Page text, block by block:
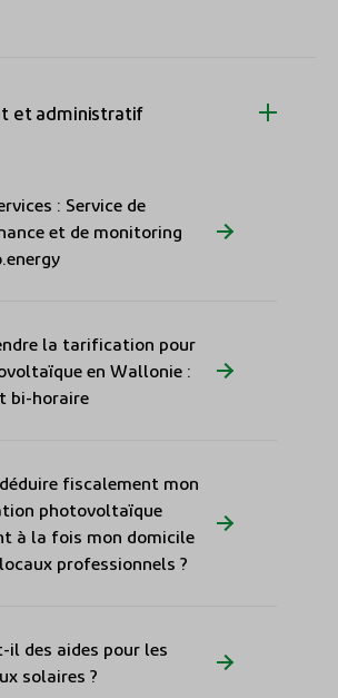
et administratif
: Service de
et de monitoring
la tarification pour
en Wallonie :
bi-horaire
fiscalement mon
photovoltaïque
à la fois mon domicile
professionnels ?
il des aides pour les
solaires ?